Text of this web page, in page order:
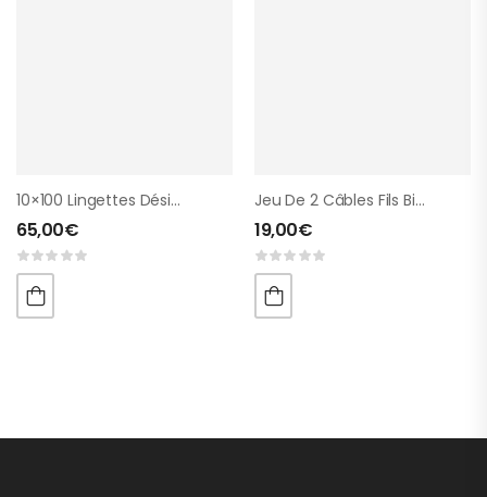
10×100 Lingettes Désinfectantes (avec Alcool)
65,00€
Jeu De 2 Câbles Fils Bipolaire Pour X2 Et Primo Pro
19,00€